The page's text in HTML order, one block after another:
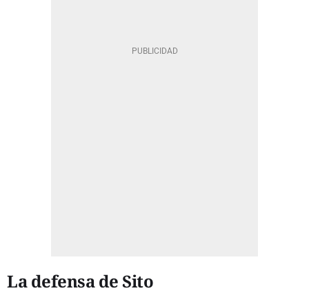
La defensa de Sito